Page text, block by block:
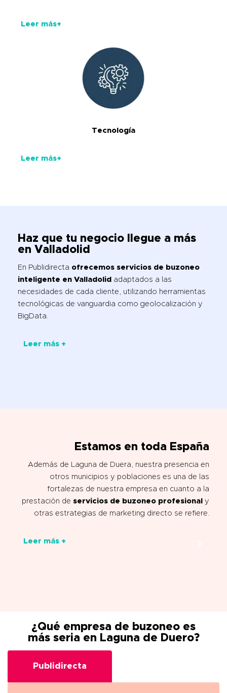
Leer más+
Tecnología
Leer más+
Haz que tu negocio llegue a más
en Valladolid
En Publidirecta ofrecemos servicios de buzoneo
inteligente en Valladolid adaptados a las
necesidades de cada cliente, utilizando herramientas
tecnológicas de vanguardia como geolocalización y
BigData.
Leer más +
Estamos en toda España
Además de Laguna de Duera, nuestra presencia en
otros municipios y poblaciones es una de las
fortalezas de nuestra empresa en cuanto a la
prestación de servicios de buzoneo profesional y
otras estrategias de marketing directo se refiere.
Leer más +
¿Qué empresa de buzoneo es
más seria en Laguna de Duero?
Publidirecta